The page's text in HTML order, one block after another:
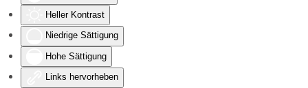
Heller Kontrast
Niedrige Sättigung
Hohe Sättigung
Links hervorheben